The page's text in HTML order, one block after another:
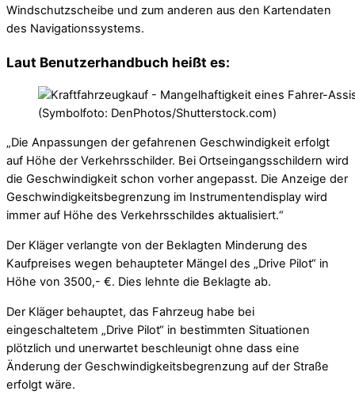
Windschutzscheibe und zum anderen aus den Kartendaten
des Navigationssystems.
Laut Benutzerhandbuch heißt es:
(Symbolfoto: DenPhotos/Shutterstock.com)
„Die Anpassungen der gefahrenen Geschwindigkeit erfolgt
auf Höhe der Verkehrsschilder. Bei Ortseingangsschildern wird
die Geschwindigkeit schon vorher angepasst. Die Anzeige der
Geschwindigkeitsbegrenzung im Instrumentendisplay wird
immer auf Höhe des Verkehrsschildes aktualisiert.“
Der Kläger verlangte von der Beklagten Minderung des
Kaufpreises wegen behaupteter Mängel des „Drive Pilot“ in
Höhe von 3500,- €. Dies lehnte die Beklagte ab.
Der Kläger behauptet, das Fahrzeug habe bei
eingeschaltetem „Drive Pilot“ in bestimmten Situationen
plötzlich und unerwartet beschleunigt ohne dass eine
Änderung der Geschwindigkeitsbegrenzung auf der Straße
erfolgt wäre.